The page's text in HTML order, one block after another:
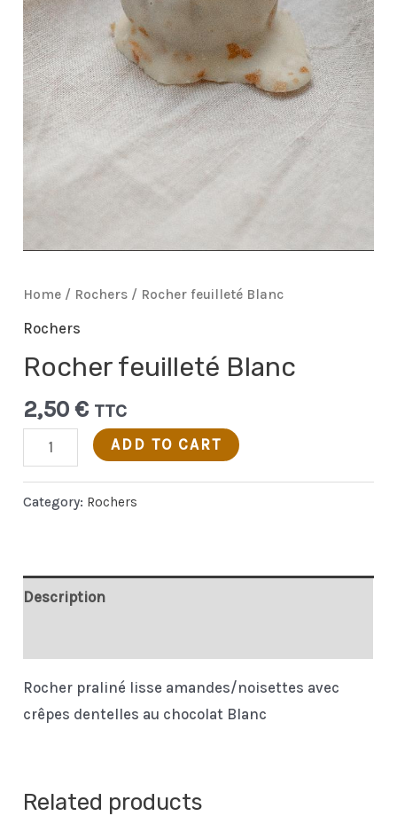
Home / Rochers / Rocher feuilleté Blanc
Rochers
Rocher feuilleté Blanc
2,50€ TTC
Rocher
feuilleté
Blanc
ADD TO CART
Category: Rochers
Description
Rocher praliné lisse amandes/noisettes avec
crêpes dentelles au chocolat Blanc
Related products